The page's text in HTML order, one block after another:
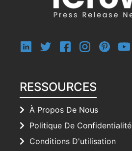
RESSOURCES
À Propos De Nous
Politique De Confidentialité
Conditions D'utilisation